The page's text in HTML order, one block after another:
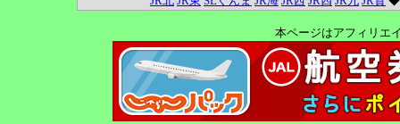
本ページはアフィリエ